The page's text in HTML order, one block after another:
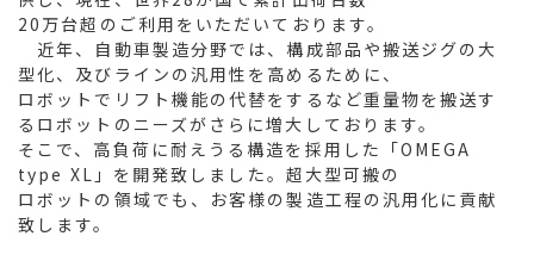
20万台超のご利用をいただいております。
近年、自動車製造分野では、構成部品や搬送ジグの大
型化、及びラインの汎用性を高めるために、
ロボットでリフト機能の代替をするなど重量物を搬送す
るロボットのニーズがさらに増大しております。
そこで、高負荷に耐えうる構造を採用した「OMEGA
type XL」を開発致しました。超大型可搬の
ロボットの領域でも、お客様の製造工程の汎用化に貢献
致します。